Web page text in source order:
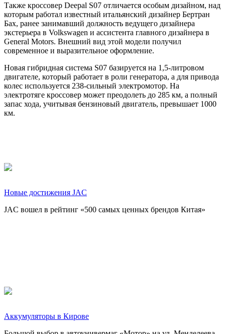
Также кроссовер Deepal S07 отличается особым дизайном, над
которым работал известный итальянский дизайнер Бертран
Бах, ранее занимавший должность ведущего дизайнера
экстерьера в Volkswagen и ассистента главного дизайнера в
General Motors. Внешний вид этой модели получил
современное и выразительное оформление.
Новая гибридная система S07 базируется на 1,5-литровом
двигателе, который работает в роли генератора, а для привода
колес используется 238-сильный электромотор. На
электротяге кроссовер может преодолеть до 285 км, а полный
запас хода, учитывая бензиновый двигатель, превышает 1000
км.
Новые достижения JAC
JAC вошел в рейтинг «500 самых ценных брендов Китая»
Аккумуляторы в Кирове